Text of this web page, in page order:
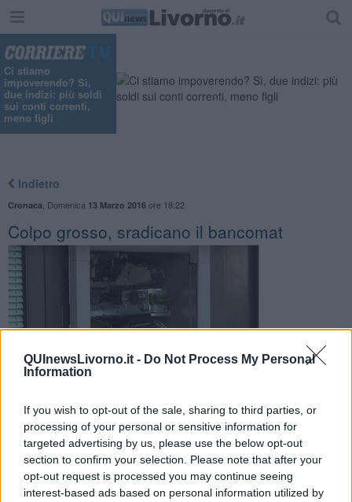
QUInewsLivorno.it - Do Not Process My Personal
Information
If you wish to opt-out of the sale, sharing to third parties, or
processing of your personal or sensitive information for
targeted advertising by us, please use the below opt-out
section to confirm your selection. Please note that after your
opt-out request is processed you may continue seeing
interest-based ads based on personal information utilized by
Ci stiamo
impoverendo? Sì,
due indizi: più soldi
sui conti correnti,
meno figli
Indietro
Cronaca Domenica 13 Marzo 2016ore 18:22
Colpo grosso, sradicano il bancomat
I ladri hanno usato come ariete un carroattrezzi poi hanno
agganciato il sistema di erogazione dei soldi. Ingente il
bottino